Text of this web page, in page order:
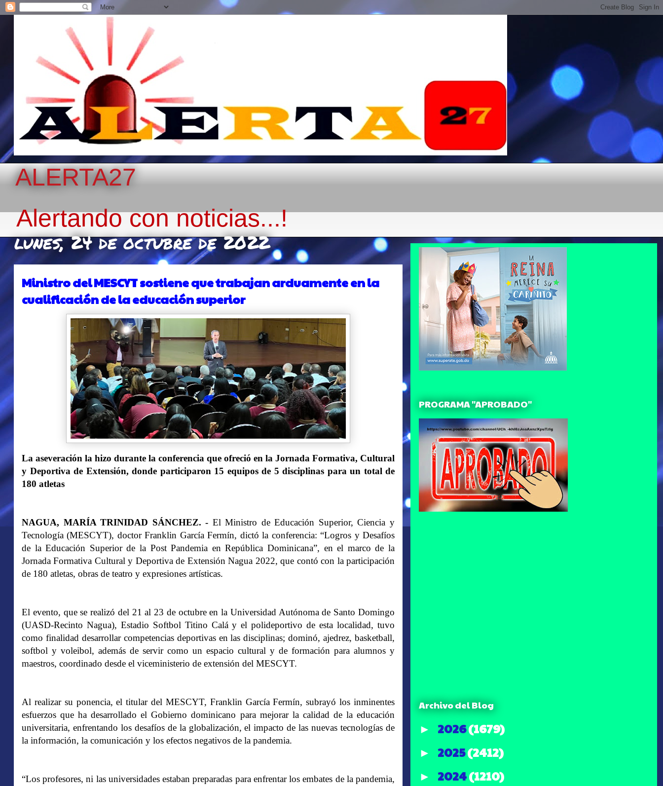
ALERTA27
Alertando con noticias...!
lunes, 24 de octubre de 2022
Ministro del MESCYT sostiene que trabajan arduamente en la
cualificación de la educación superior
La aseveración la hizo durante la conferencia que ofreció en la Jornada Formativa, Cultural
y Deportiva de Extensión, donde participaron 15 equipos de 5 disciplinas para un total de
180 atletas
NAGUA, MARÍA TRINIDAD SÁNCHEZ. - El Ministro de Educación Superior, Ciencia y
Tecnología (MESCYT), doctor Franklin García Fermín, dictó la conferencia: “Logros y Desafíos
de la Educación Superior de la Post Pandemia en República Dominicana”, en el marco de la
Jornada Formativa Cultural y Deportiva de Extensión Nagua 2022, que contó con la participación
de 180 atletas, obras de teatro y expresiones artísticas.
El evento, que se realizó del 21 al 23 de octubre en la Universidad Autónoma de Santo Domingo
(UASD-Recinto Nagua), Estadio Softbol Titino Calá y el polideportivo de esta localidad, tuvo
como finalidad desarrollar competencias deportivas en las disciplinas; dominó, ajedrez, basketball,
softbol y voleibol, además de servir como un espacio cultural y de formación para alumnos y
maestros, coordinado desde el viceministerio de extensión del MESCYT.
Al realizar su ponencia, el titular del MESCYT, Franklin García Fermín, subrayó los inminentes
esfuerzos que ha desarrollado el Gobierno dominicano para mejorar la calidad de la educación
universitaria, enfrentando los desafíos de la globalización, el impacto de las nuevas tecnologías de
la información, la comunicación y los efectos negativos de la pandemia.
“Los profesores, ni las universidades estaban preparadas para enfrentar los embates de la pandemia,
PROGRAMA "APROBADO"
Archivo del Blog
► 2026(1679)
► 2025(2412)
► 2024(1210)